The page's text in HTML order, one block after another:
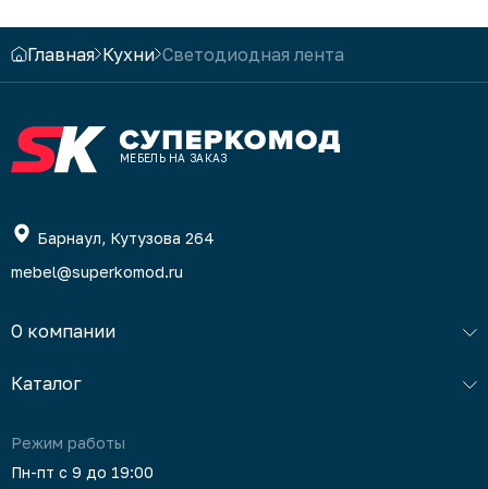
Главная Кухни Светодиодная лента
МЕБЕЛЬ НА ЗАКАЗ
Барнаул, Кутузова 264
mebel@superkomod.ru
О компании
Каталог
Режим работы
Пн-пт с 9 до 19:00